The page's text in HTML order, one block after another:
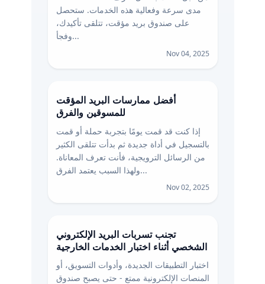
مدى سرعة وفعالية هذه الخدمات. ستحصل
على صندوق بريد مؤقت، تتلقى تأكيدك،
وفجأ...
Nov 04, 2025
أفضل ممارسات البريد المؤقت
للمسوقين والفرق
إذا كنت قد قمت يومًا بتجربة حملة أو قمت
بالتسجيل في أداة جديدة ثم بدأت تتلقى الكثير
من الرسائل الترويجية، فأنت تعرف المعاناة.
ولهذا السبب يعتمد الفرق...
Nov 02, 2025
تجنب تسربات البريد الإلكتروني
الشخصي أثناء اختبار الخدمات الخارجية
اختبار التطبيقات الجديدة، وأدوات التسويق، أو
المنصات الإلكترونية ممتع - حتى يصبح صندوق